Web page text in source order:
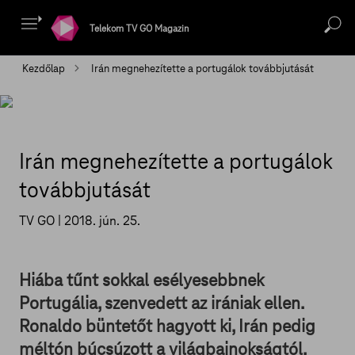
Telekom TV GO Magazin
Kezdőlap Irán megnehezítette a portugálok továbbjutását
Irán megnehezítette a portugálok
továbbjutását
TV GO | 2018. jún. 25.
Hiába tűnt sokkal esélyesebbnek
Portugália, szenvedett az irániak ellen.
Ronaldo büntetőt hagyott ki, Irán pedig
méltón búcsúzott a világbajnokságtól.